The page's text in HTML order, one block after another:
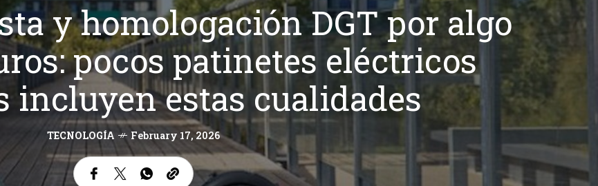
y homologación DGT por algo
pocos patinetes eléctricos
incluyen estas cualidades
TECNOLOGÍA February 17, 2026